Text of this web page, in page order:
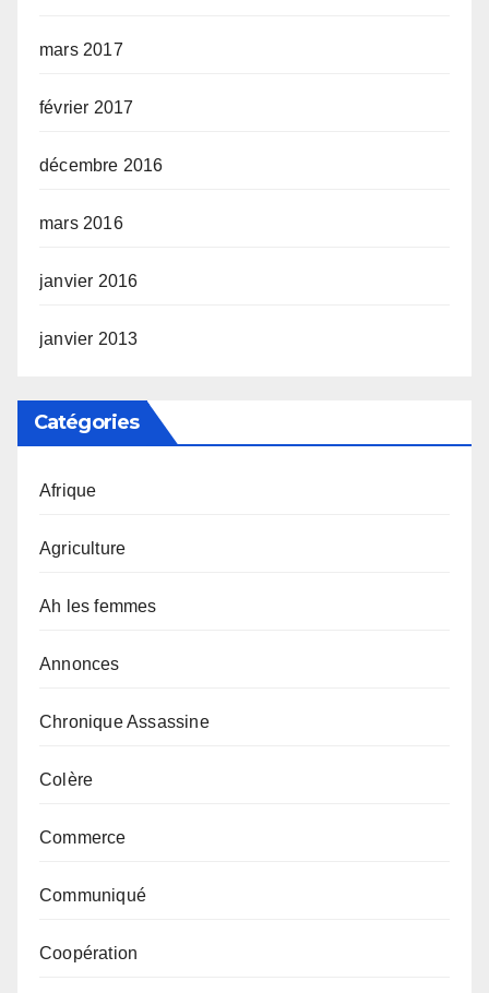
mars 2017
février 2017
décembre 2016
mars 2016
janvier 2016
janvier 2013
Catégories
Afrique
Agriculture
Ah les femmes
Annonces
Chronique Assassine
Colère
Commerce
Communiqué
Coopération